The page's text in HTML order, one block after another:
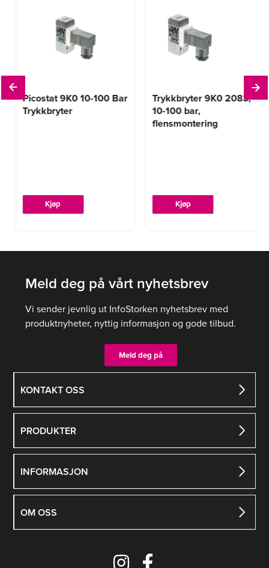
Picostat 9K0 10-100 Bar
Trykkbryter
Kjøp
Trykkbryter 9K0 2083,
10-100 bar,
flensmontering
Kjøp
KONTAKT OSS
PRODUKTER
INFORMASJON
OM OSS
Meld deg på vårt nyhetsbrev
Vi sender jevnlig ut InfoStorken nyhetsbrev med
produktnyheter, nyttig informasjon og gode tilbud.
Meld deg på